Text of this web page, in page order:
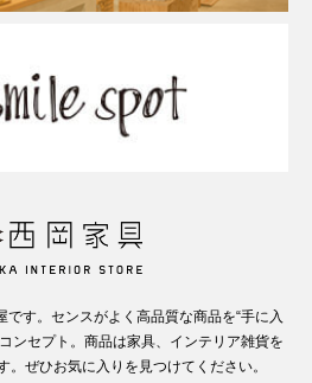
す。センスがよく高品質な商品を“手に入
ンセプト。商品は家具、インテリア雑貨を
。ぜひお気に入りを見つけてください。